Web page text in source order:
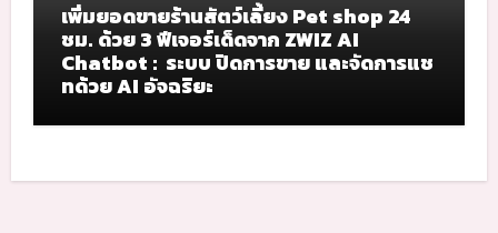
เพิ่มยอดขายร้านสัตว์เลี้ยง Pet shop 24
ชม. ด้วย 3 ฟีเจอร์เด็ดจาก ZWIZ AI
Chatbot : ระบบ ปิดการขาย และจัดการแช
ทด้วย AI อัจฉริยะ